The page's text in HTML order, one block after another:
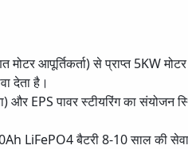
मोटर आपूर्तिकर्ता) से प्राप्त 5KW
देता है।
और EPS पावर स्टीयरिंग का संयोजन
LiFePO4 बैटरी 8-10 साल की सेवा